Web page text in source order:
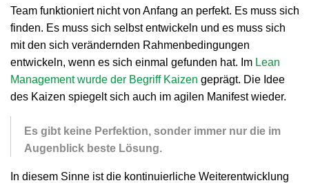
Team funktioniert nicht von Anfang an perfekt. Es muss sich
finden. Es muss sich selbst entwickeln und es muss sich
mit den sich verändernden Rahmenbedingungen
entwickeln, wenn es sich einmal gefunden hat. Im Lean
Management wurde der Begriff Kaizen geprägt. Die Idee
des Kaizen spiegelt sich auch im agilen Manifest wieder.
Es gibt keine Perfektion, sonder immer nur die im
Augenblick beste Lösung.
In diesem Sinne ist die kontinuierliche Weiterentwicklung